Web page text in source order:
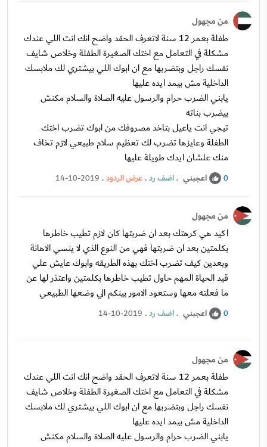
من مجهول
طفلة بعمر 12 سنة لاتعرف الحقد واضح انك انت اللي عندك
مشكلة في التعامل مع اختك الصغيرة الطفلة وخلاص شايف
نفسك راجل وبتضربها مع ان ابوك اللي بيشتري لك ملابسك
الداخلية مش بيمد ايده عليها
يابني الضرب حرام والرسول عليه الصلاة والسلام مكنش
بيضرب بناته
تيجي انت ياعيل بتاخد مصروفك من ابوك تضرب اختك
الطفلة وعايزها تضرب لك تعظيم سلام طبيعي لازم تخاف
منك علشان ايدك طويلة عليها
0 اعجبني .اضف رد.عرض الردود.
14-10-2019
من مجهول
اكيد هي كرهتك بعد ان ضربتها كان لازم تطيب خاطرها
بكلمتين بعد ان ضربتها فهي من النوع الذي لا ينسي الاهانة
وبعدين كيف تضرب اختك بهذه الطريقه وابوك عايش علي
قيد الحياة المهم حاول تطيب خاطرها بكلمتين واعتذر لها عن
ما فعلته معها وستعود الامور بينكم الي وضعها الطبيعي
0 اعجبني .اضف رد.
14-10-2019
من مجهول
طفلة بعمر 12 سنة لاتعرف الحقد واضح انك انت اللي عندك
مشكلة في التعامل مع اختك الصغيرة الطفلة وخلاص شايف
نفسك راجل وبتضربها مع ان ابوك اللي بيشتري لك ملابسك
الداخلية مش بيمد ايده عليها
يابني الضرب حرام والرسول عليه الصلاة والسلام مكنش